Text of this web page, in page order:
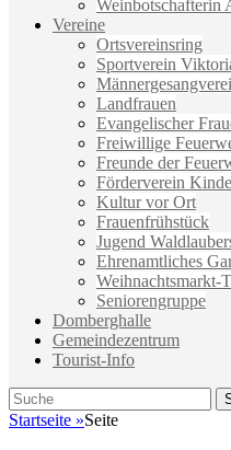
Weinbotschafterin
Vereine
Ortsvereinsring
Sportverein
Landfrauen
Evangelischer
Freiwillige
Freunde der
Förderverein
Kultur vor Ort
Frauenfrühstück
Jugend
Ehrenamtliches
Weihnachtsmarkt-
Seniorengruppe
Domberghalle
Gemeindezentrum
Tourist-Info
Suche
Suche
nach:
Startseite »Seite